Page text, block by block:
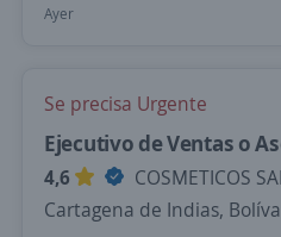
Ayer
Se precisa Urgente
Ejecutivo de Ventas o
4,6
COSMETICOS
Cartagena de Indias,